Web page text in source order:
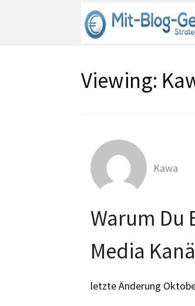
Viewing:
Kawa
Warum Du
Media
letzte Änderung